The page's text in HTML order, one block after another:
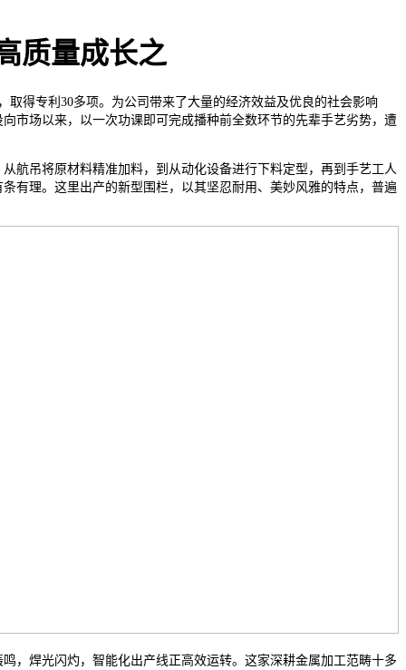
质量成长之
专利30多项。为公司带来了大量的经济效益及优良的社会影响
市场以来，以一次功课即可完成播种前全数环节的先辈手艺劣势，遭
吊将原材料精准加料，到从动化设备进行下料定型，再到手艺工人
有理。这里出产的新型围栏，以其坚忍耐用、美妙风雅的特点，普遍
焊光闪灼，智能化出产线正高效运转。这家深耕金属加工范畴十多